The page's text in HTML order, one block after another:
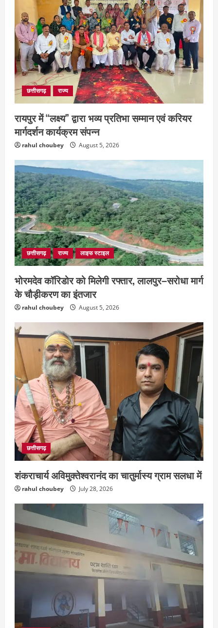
3
छत्तीसगढ़
शंकराचार्य अविमुक्तेश्वरानंद का चातुर्मास्य ग्राम
सलधा में
July 28, 2026
4
छत्तीसगढ़
संस्कृत विद्यालय में आधी रात लगी भीषण आग,
मची अफरा- तफरी
July 28, 2026
छत्तीसगढ़ राज्य
रायपुर में “लक्ष्य” द्वारा भव्य प्रतिभा सम्मान एवं करियर
मार्गदर्शन कार्यक्रम संपन्न
rahul choubey August 5, 2026
छत्तीसगढ़ राज्य लाइफ स्टाइल
भोरमदेव कॉरिडोर को मिलेगी रफ्तार, लालपुर–सरोधा मार्ग
के चौड़ीकरण का इंतजार
rahul choubey August 5, 2026
छत्तीसगढ़
शंकराचार्य अविमुक्तेश्वरानंद का चातुर्मास्य ग्राम सलधा में
rahul choubey July 28, 2026